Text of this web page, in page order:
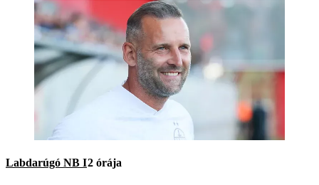
Labdarúgó NB I2 órája